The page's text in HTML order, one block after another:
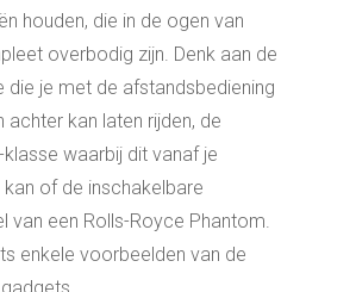
houden, die in de ogen van
overbodig zijn. Denk aan de
die je met de afstandsbediening
achter kan laten rijden, de
waarbij dit vanaf je
of de inschakelbare
van een Rolls-Royce Phantom.
enkele voorbeelden van de